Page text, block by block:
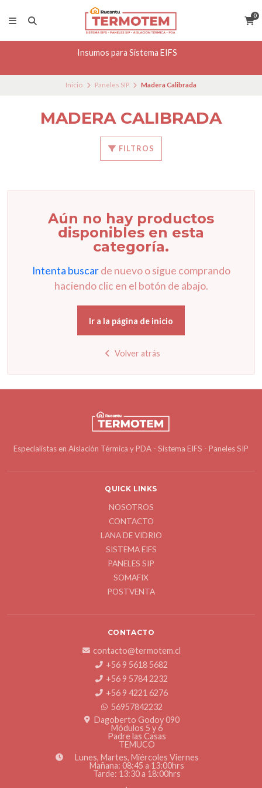
0
Insumos para Sistema EIFS
Inicio Paneles SIP Madera Calibrada
MADERA CALIBRADA
FILTROS
Aún no hay productos
disponibles en esta
categoría.
Intenta buscarde nuevo o sigue comprando
haciendo clic en el botón de abajo.
Ir a la página de inicio
Volver atrás
Especialistas en Aislación Térmica y PDA - Sistema EIFS - Paneles SIP
QUICK LINKS
NOSOTROS
CONTACTO
LANA DE VIDRIO
SISTEMA EIFS
PANELES SIP
SOMAFIX
POSTVENTA
CONTACTO
contacto@termotem.cl
+56 9 5618 5682
+56 9 5784 2232
+56 9 4221 6276
56957842232
Dagoberto Godoy 090
Módulos 5 y 6
Padre las Casas
TEMUCO
Lunes, Martes, Miércoles Viernes
Mañana: 08:45 a 13:00hrs
Tarde: 13:30 a 18:00hrs